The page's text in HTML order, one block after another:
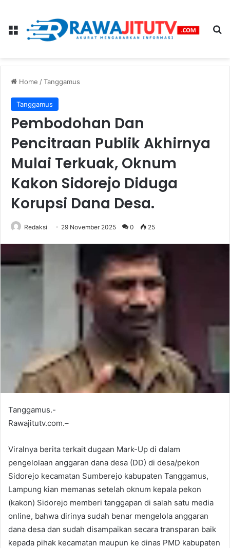
Menu
Home /Tanggamus
Tanggamus
Pembodohan Dan
Pencitraan Publik Akhirnya
Mulai Terkuak, Oknum
Kakon Sidorejo Diduga
Korupsi Dana Desa.
Redaksi 29 November 2025 0 25
Tanggamus.-
Rawajitutv.com.–
Viralnya berita terkait dugaan Mark-Up di dalam
pengelolaan anggaran dana desa (DD) di desa/pekon
Sidorejo kecamatan Sumberejo kabupaten Tanggamus,
Lampung kian memanas setelah oknum kepala pekon
(kakon) Sidorejo memberi tanggapan di salah satu media
online, bahwa dirinya sudah benar mengelola anggaran
dana desa dan sudah disampaikan secara transparan baik
kepada pihak kecamatan maupun ke dinas PMD kabupaten